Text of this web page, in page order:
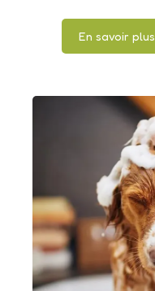
En savoir plus